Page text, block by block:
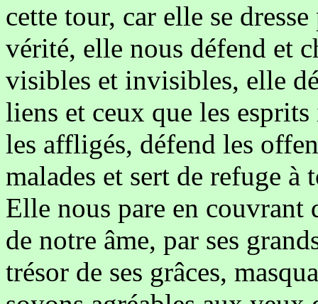
cette tour, car elle se
vérité, elle nous défend et
visibles et invisibles, elle
liens et ceux que les
les affligés, défend les
malades et sert de refuge
Elle nous pare en couvrant
de notre âme, par ses
trésor de ses grâces,